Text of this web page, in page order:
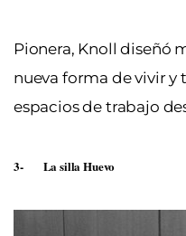
Pionera, Knoll diseñó
nueva forma de vivir y
espacios de trabajo
3- La silla Huevo